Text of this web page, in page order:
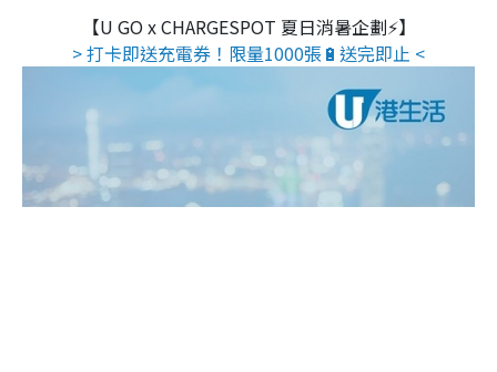
【U GO x CHARGESPOT 夏日消暑企劃⚡】
> 打卡即送充電券！限量1000張🔋送完即止 <